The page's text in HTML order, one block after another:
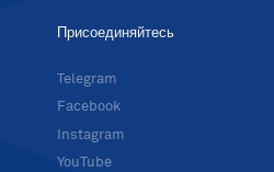
Присоединяйтесь
Telegram
Facebook
Instagram
YouTube